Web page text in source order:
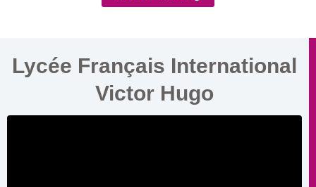
Lycée Français International
Victor Hugo